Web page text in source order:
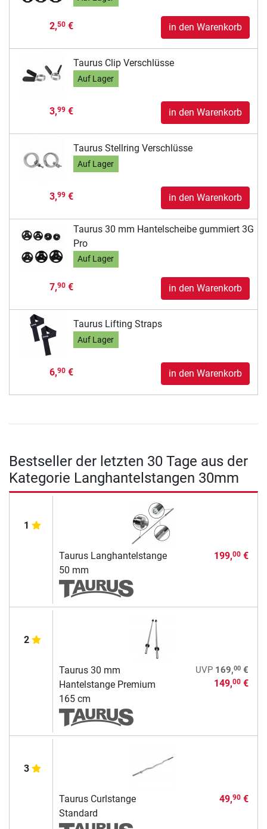
2,50€ in den Warenkorb
Taurus Clip Verschlüsse
Auf Lager
3,99€ in den Warenkorb
Taurus Stellring Verschlüsse
Auf Lager
3,99€ in den Warenkorb
Taurus 30 mm Hantelscheibe gummiert 3G
Pro
Auf Lager
7,90€ in den Warenkorb
Taurus Lifting Straps
Auf Lager
6,90€ in den Warenkorb
Bestseller der letzten 30 Tage aus der
Kategorie Langhantelstangen 30mm
1
Taurus Langhantelstange
50 mm
199,00€
2
Taurus 30 mm
Hantelstange Premium
165 cm
UVP 169,00€
149,00€
3
Taurus Curlstange
Standard
49,90€